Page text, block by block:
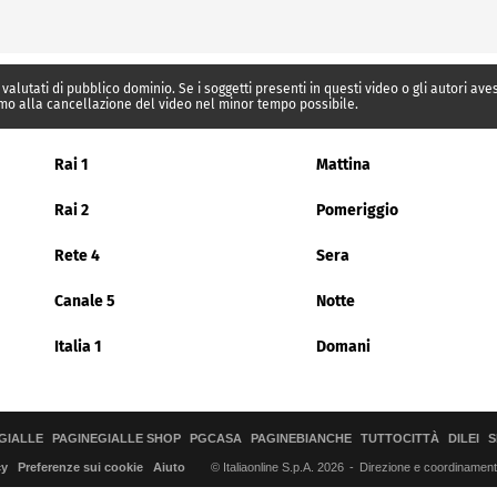
di pubblico dominio. Se i soggetti presenti in questi video o gli autori
alla cancellazione del video nel minor tempo possibile.
Rai 1 Mattina
Rai 2 Pomeriggio
Rete 4 Sera
Canale 5 Notte
Italia 1 Domani
PAGINEGIALLE SHOP PGCASA PAGINEBIANCHE TUTTOCITTÀ DILEI
Preferenze sui cookie Aiuto © Italiaonline S.p.A. 2026 Direzione e